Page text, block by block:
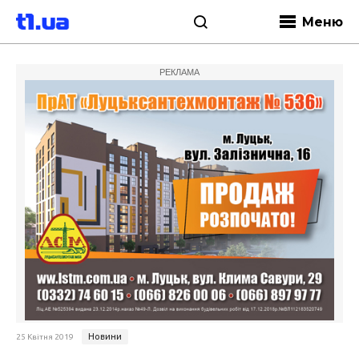
Меню
РЕКЛАМА
25 Квітня 2019 Новини